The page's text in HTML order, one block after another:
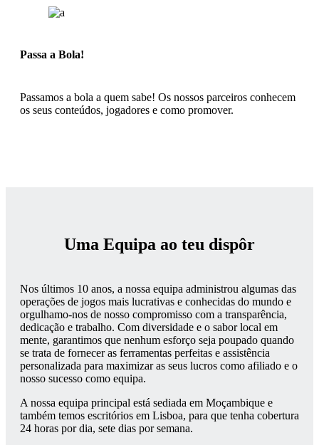
Passa a Bola!
Passamos a bola a quem sabe! Os nossos parceiros conhecem
os seus conteúdos, jogadores e como promover.
Uma Equipa ao teu dispôr
Nos últimos 10 anos, a nossa equipa administrou algumas das
operações de jogos mais lucrativas e conhecidas do mundo e
orgulhamo-nos de nosso compromisso com a transparência,
dedicação e trabalho. Com diversidade e o sabor local em
mente, garantimos que nenhum esforço seja poupado quando
se trata de fornecer as ferramentas perfeitas e assistência
personalizada para maximizar as seus lucros como afiliado e o
nosso sucesso como equipa.
A nossa equipa principal está sediada em Moçambique e
também temos escritórios em Lisboa, para que tenha cobertura
24 horas por dia, sete dias por semana.